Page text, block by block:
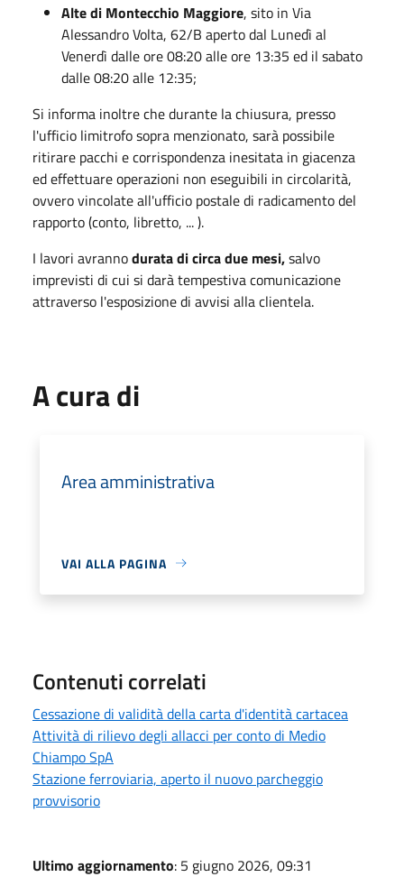
Alte di Montecchio Maggiore, sito in Via
Alessandro Volta, 62/B aperto dal Lunedì al
Venerdì dalle ore 08:20 alle ore 13:35 ed il sabato
dalle 08:20 alle 12:35;
Si informa inoltre che durante la chiusura, presso
l'ufficio limitrofo sopra menzionato, sarà possibile
ritirare pacchi e corrispondenza inesitata in giacenza
ed effettuare operazioni non eseguibili in circolarità,
ovvero vincolate all'ufficio postale di radicamento del
rapporto (conto, libretto, ... ).
I lavori avrannodurata di circa due mesi,salvo
imprevisti di cui si darà tempestiva comunicazione
attraverso l'esposizione di avvisi alla clientela.
A cura di
Area amministrativa
VAI ALLA PAGINA
Contenuti correlati
Cessazione di validità della carta d'identità cartacea
Attività di rilievo degli allacci per conto di Medio
Chiampo SpA
Stazione ferroviaria, aperto il nuovo parcheggio
provvisorio
Ultimo aggiornamento: 5 giugno 2026, 09:31